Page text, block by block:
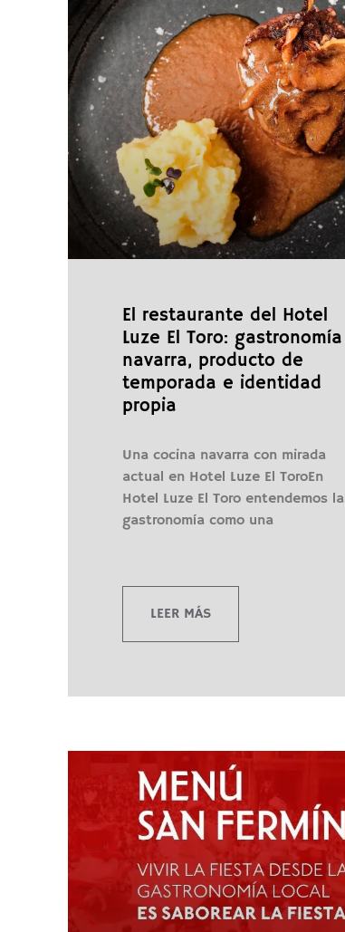
El restaurante del Hotel
Luze El Toro: gastronomía
navarra, producto de
temporada e identidad
propia
Una cocina navarra con mirada
actual en Hotel Luze El ToroEn
Hotel Luze El Toro entendemos la
gastronomía como una
LEER MÁS